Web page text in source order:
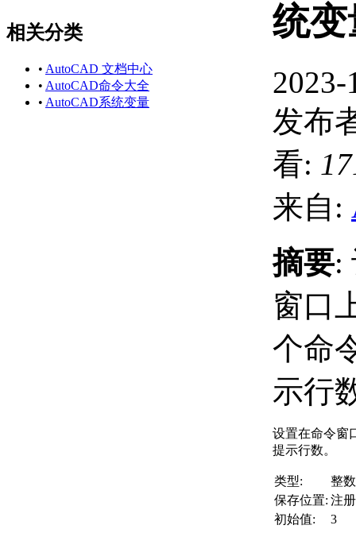
相关分类
• AutoCAD 文档中心
• AutoCAD命令大全
• AutoCAD系统变量
统
2023-
发布
看:
来自:
摘要:
窗口
个命
示行
设置在命令窗
提示行数。
类型:
整数
保存位置: 注
初始值:
3